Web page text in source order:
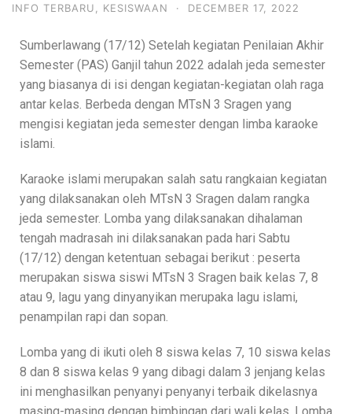
INFO TERBARU KESISWAAN · DECEMBER 17, 2022
Sumberlawang (17/12) Setelah kegiatan Penilaian Akhir
Semester (PAS) Ganjil tahun 2022 adalah jeda semester
yang biasanya di isi dengan kegiatan-kegiatan olah raga
antar kelas. Berbeda dengan MTsN 3 Sragen yang
mengisi kegiatan jeda semester dengan limba karaoke
islami.
Karaoke islami merupakan salah satu rangkaian kegiatan
yang dilaksanakan oleh MTsN 3 Sragen dalam rangka
jeda semester. Lomba yang dilaksanakan dihalaman
tengah madrasah ini dilaksanakan pada hari Sabtu
(17/12) dengan ketentuan sebagai berikut : peserta
merupakan siswa siswi MTsN 3 Sragen baik kelas 7, 8
atau 9, lagu yang dinyanyikan merupaka lagu islami,
penampilan rapi dan sopan.
Lomba yang di ikuti oleh 8 siswa kelas 7, 10 siswa kelas
8 dan 8 siswa kelas 9 yang dibagi dalam 3 jenjang kelas
ini menghasilkan penyanyi penyanyi terbaik dikelasnya
masing-masing dengan bimbingan dari wali kelas. Lomba